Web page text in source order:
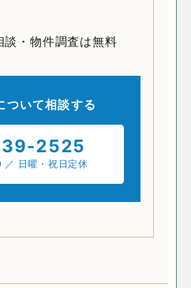
談・物件調査は無料
ついて相談する
2525
日曜・祝日定休